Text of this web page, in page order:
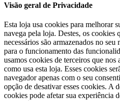
Visão geral de Privacidade
Esta loja usa cookies para melhorar
navega pela loja. Destes, os cookies
necessários são armazenados no seu
para o funcionamento das
usamos cookies de terceiros que nos
como usa esta loja. Esses cookies
navegador apenas com o seu
opção de desativar esses cookies. A
cookies pode afetar sua experiência